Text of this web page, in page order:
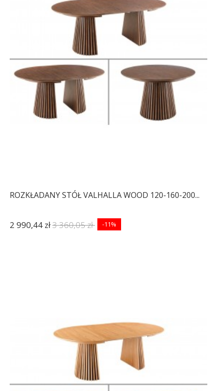
ROZKŁADANY STÓŁ VALHALLA WOOD 120-160-200...
2 990,44 zł3 360,05 zł -11%